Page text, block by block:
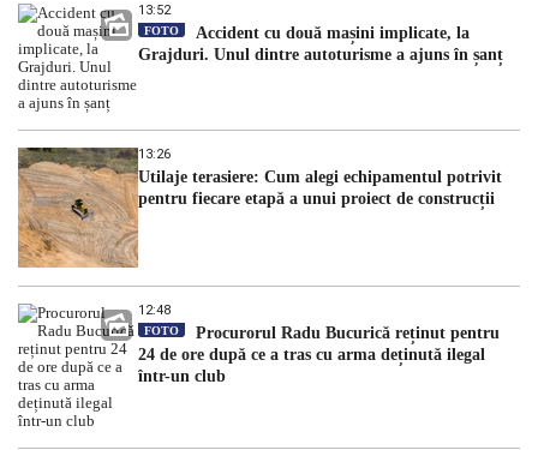
13:52
FOTO
Accident cu două mașini implicate, la
Grajduri. Unul dintre autoturisme a ajuns în șanț
13:26
Utilaje terasiere: Cum alegi echipamentul potrivit
pentru fiecare etapă a unui proiect de construcții
12:48
FOTO
Procurorul Radu Bucurică reținut pentru
24 de ore după ce a tras cu arma deținută ilegal
într-un club